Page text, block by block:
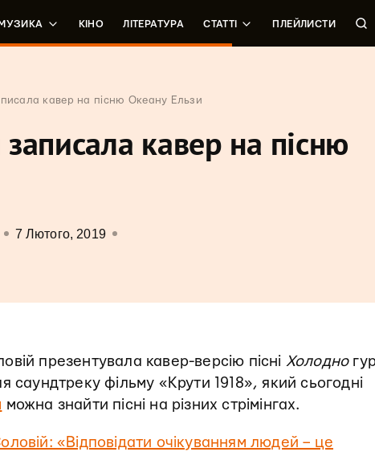
МУЗИКА КІНО ЛІТЕРАТУРА СТАТТІ ПЛЕЙЛИСТИ
кавер на пісню Океану Ельзи
кавер на пісню
7 Лютого, 2019
презентувала кавер-версію пісні Холодно
саундтреку фільму «Крути 1918», який сьогодні
можна знайти пісні на різних стрімінгах.
«Відповідати очікуванням людей – це